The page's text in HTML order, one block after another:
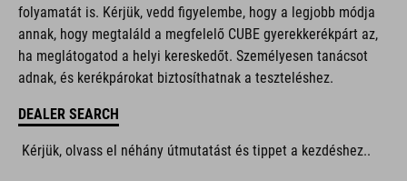
folyamatát is. Kérjük, vedd figyelembe, hogy a legjobb módja
annak, hogy megtaláld a megfelelő CUBE gyerekkerékpárt az,
ha meglátogatod a helyi kereskedőt. Személyesen tanácsot
adnak, és kerékpárokat biztosíthatnak a teszteléshez.
DEALER SEARCH
Kérjük, olvass el néhány útmutatást és tippet a kezdéshez..